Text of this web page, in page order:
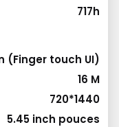
717h
(Finger touch UI)
16 M
720*1440
5.45 inch pouces